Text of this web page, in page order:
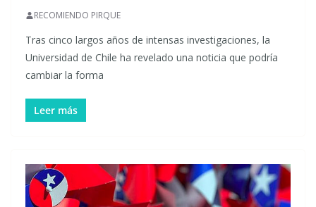
RECOMIENDO PIRQUE
Tras cinco largos años de intensas investigaciones, la
Universidad de Chile ha revelado una noticia que podría
cambiar la forma
Leer más